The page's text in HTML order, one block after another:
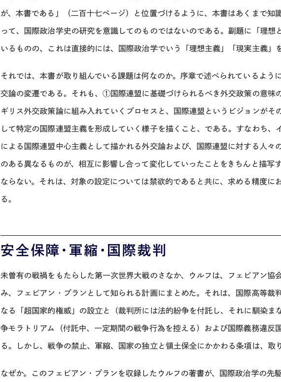
が、本書である」（二百十七ページ）と位置づけるように、本書はあくまで知
って、国際政治学史の研究を意識してのものではないのである。副題に「理想
いるものの、これは直接的には、国際政治学でいう「理想主義」「現実主義」
それでは、本書が取り組んでいる課題は何なのか。序章で述べられているよう
交論の変遷である。それも、①国際連盟に基礎づけられるべき外交政策の意味
ギリス外交政策論に組み入れていくプロセスと、国際連盟というビジョンがそ
して特定の国際連盟主義を形成していく様子を描くこと、である。すなわち、
による国際連盟中心主義として描かれる外交論および、国際連盟に対する人々
のある異なるものが、相互に影響し合って変化していったことをきちんと描写
ならない。それは、対象の設定については禁欲的であると共に、求める精度に
る。
安全保障・軍縮・国際裁判
未曽有の戦禍をもたらした第一次世界大戦のさなか、ウルフは、フェビアン協
み、フェビアン・プランとして知られる計画にまとめた。それは、国際高等裁
なる「超国家的権威」の設立と（裁判所には法的紛争を付託し、それに馴染ま
争モラトリアム（付託中、一定期間の戦争行為を控える）および国際義務違反
る。しかし、戦争の禁止、軍縮、国家の独立と領土保全にかかわる条項は、取
なぜか。このフェビアン・プランを収録したウルフの著書が、国際政治学の先